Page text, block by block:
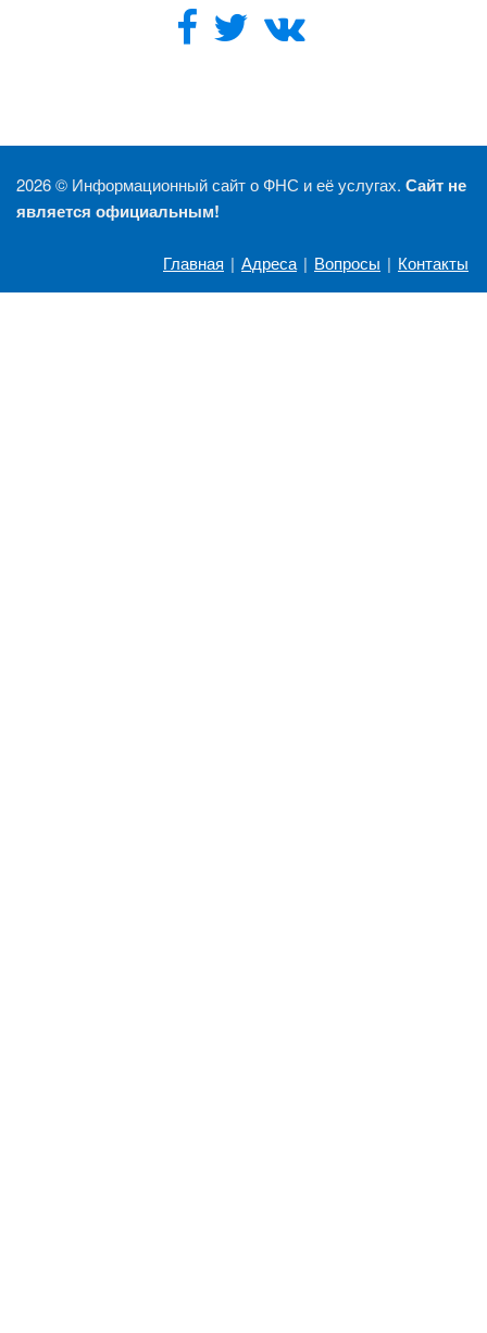
2026 © Информационный сайт о ФНС и её услугах. Сайт не
является официальным!
Главная | Адреса | Вопросы | Контакты